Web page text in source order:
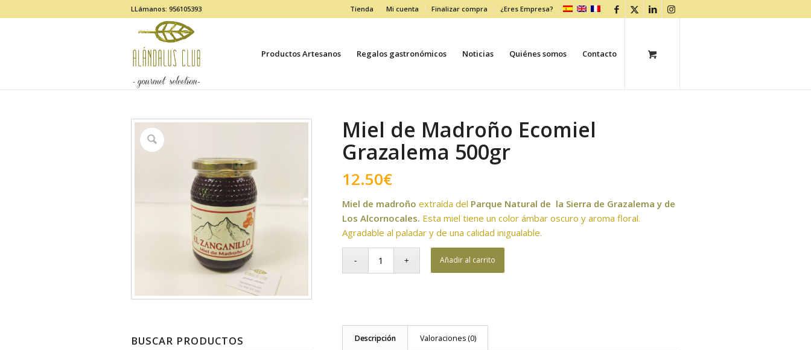
Tienda Mi cuenta Finalizar compra ¿Eres Empresa?
LLámanos: 956105393
Productos Artesanos Regalos gastronómicos Noticias Quiénes somos Contacto
BUSCAR PRODUCTOS
Miel de Madroño Ecomiel
Grazalema 500gr
12.50€
Miel de madroño extraída del Parque Natural de la Sierra de Grazalema y de
Los Alcornocales. Esta miel tiene un color ámbar oscuro y aroma floral.
Agradable al paladar y de una calidad inigualable.
Añadir al carrito
Descripción Valoraciones (0)